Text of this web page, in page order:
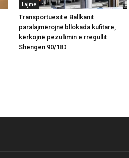
Lajme
Transportuesit e Ballkanit
paralajmërojnë bllokada kufitare,
kërkojnë pezullimin e rregullit
Shengen 90/180